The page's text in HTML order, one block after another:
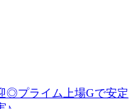
◎プライム上場Gで安定